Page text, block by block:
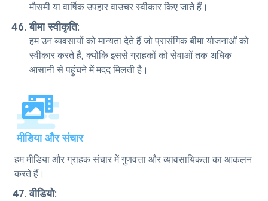
मौसमी या वार्षिक उपहार वाउचर स्वीकार किए जाते हैं।
बीमा स्वीकृति:
हम उन व्यवसायों को मान्यता देते हैं जो प्रासंगिक बीमा योजनाओं को
स्वीकार करते हैं, क्योंकि इससे ग्राहकों को सेवाओं तक अधिक
आसानी से पहुंचने में मदद मिलती है।
मीडिया और संचार
हम मीडिया और ग्राहक संचार में गुणवत्ता और व्यावसायिकता का आकलन
करते हैं।
वीडियो: